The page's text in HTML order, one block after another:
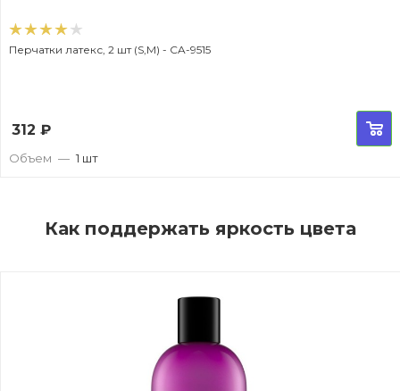
Перчатки латекс, 2 шт (S,M) - CA-9515
312 ₽
Объем — 1 шт
Как поддержать яркость цвета